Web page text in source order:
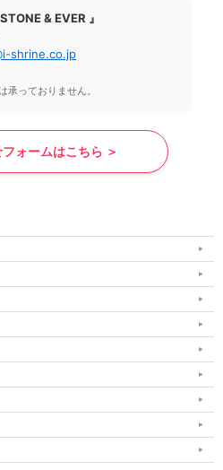
& EVER 』
shrine.co.jp
承っておりません。
ォームはこちら ＞